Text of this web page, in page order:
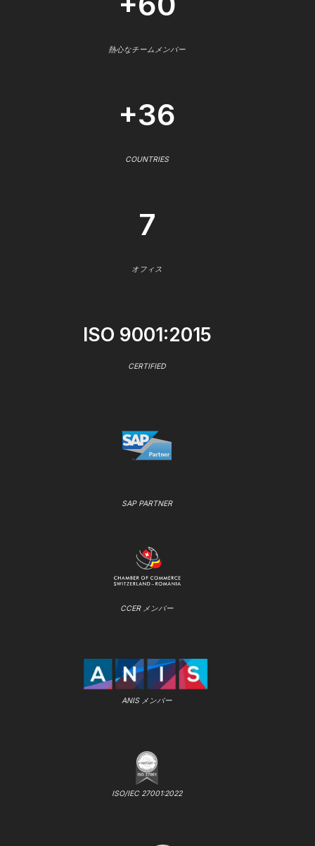
熱心なチームメンバー
+36
COUNTRIES
7
オフィス
ISO 9001:2015
CERTIFIED
SAP PARTNER
CCER メンバー
ANIS メンバー
ISO/IEC 27001:2022